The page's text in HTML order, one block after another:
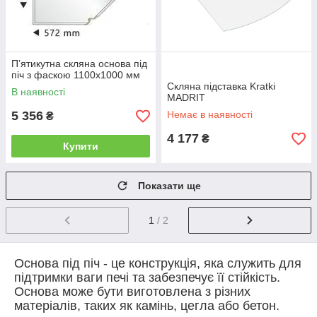
Пʼятикутна скляна основа під
піч з фаскою 1100x1000 мм
В наявності
5 356 ₴
Купити
Скляна підставка Kratki
MADRIT
Немає в наявності
4 177 ₴
Показати ще
1 / 2
Основа під піч - це конструкція, яка служить для
підтримки ваги печі та забезпечує її стійкість.
Основа може бути виготовлена з різних
матеріалів, таких як камінь, цегла або бетон.